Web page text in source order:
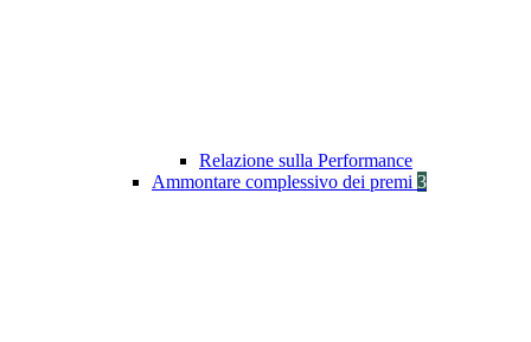
Relazione sulla Performance
Ammontare complessivo dei premi 3